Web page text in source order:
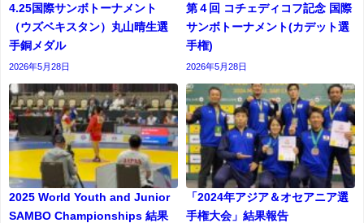
4.25国際サンボトーナメント
（ウズベキスタン）丸山晴生選
手銅メダル
2026年5月28日
第４回 コチェディコフ記念 国際
サンボトーナメント(カデット選
⼿権)
2026年5月28日
2025 World Youth and Junior
SAMBO Championships 結果
「2024年アジア＆オセアニア選
手権大会」結果報告